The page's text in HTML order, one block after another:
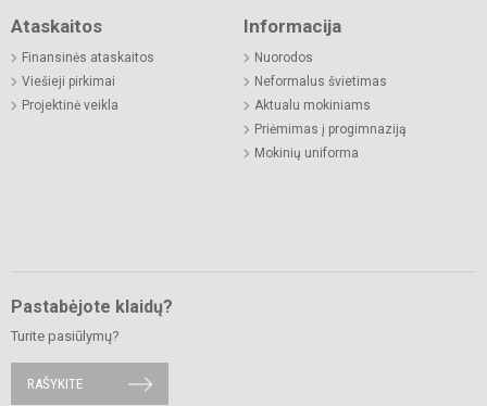
Ataskaitos
Finansinės ataskaitos
Viešieji pirkimai
Projektinė veikla
Informacija
Nuorodos
Neformalus švietimas
Aktualu mokiniams
Priėmimas į progimnaziją
Mokinių uniforma
Pastabėjote klaidų?
Turite pasiūlymų?
RAŠYKITE